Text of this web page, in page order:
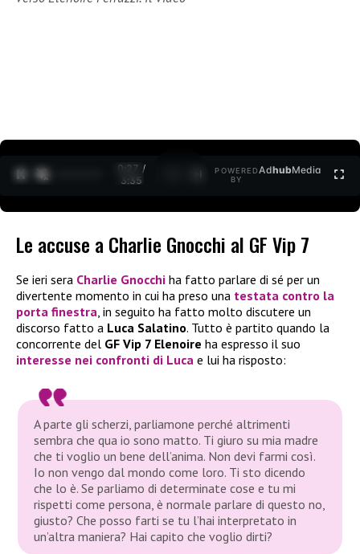
0:27 /
3:35
POWERED
BY
AdhubMedia
Le accuse a Charlie Gnocchi al GF Vip 7
Se ieri sera Charlie Gnocchi ha fatto parlare di sé per un
divertente momento in cui ha preso una testata contro la
porta finestra, in seguito ha fatto molto discutere un
discorso fatto a Luca Salatino. Tutto è partito quando la
concorrente del GF Vip 7 Elenoire ha espresso il suo
interesse nei confronti di Luca e lui ha risposto:
A parte gli scherzi, parliamone perché altrimenti
sembra che qua io sono matto. Ti giuro su mia madre
che ti voglio un bene dell’anima. Non devi farmi così.
Io non vengo dal mondo come loro. Ti sto dicendo
che lo è. Se parliamo di determinate cose e tu mi
rispetti come persona, è normale parlare di questo no,
giusto? Che posso farti se tu l’hai interpretato in
un’altra maniera? Hai capito che voglio dirti?